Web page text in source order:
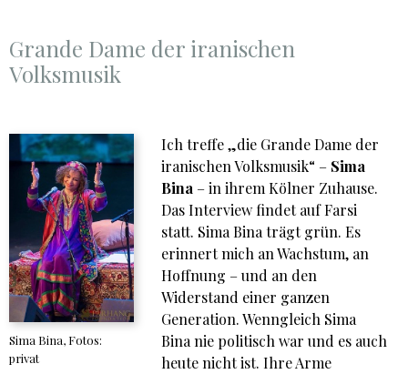
Grande Dame der iranischen
Volksmusik
Sima Bina, Fotos:
privat
Ich treffe „die Grande Dame der
iranischen Volksmusik“ – Sima
Bina – in ihrem Kölner Zuhause.
Das Interview findet auf Farsi
statt. Sima Bina trägt grün. Es
erinnert mich an Wachstum, an
Hoffnung – und an den
Widerstand einer ganzen
Generation. Wenngleich Sima
Bina nie politisch war und es auch
heute nicht ist. Ihre Arme